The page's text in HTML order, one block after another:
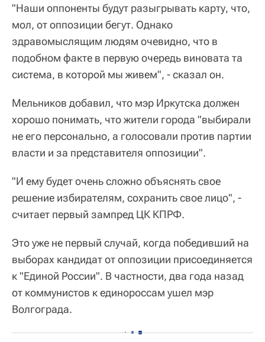
"Наши оппоненты будут разыгрывать карту, что,
мол, от оппозиции бегут. Однако
здравомыслящим людям очевидно, что в
подобном факте в первую очередь виновата та
система, в которой мы живем", - сказал он.
Мельников добавил, что мэр Иркутска должен
хорошо понимать, что жители города "выбирали
не его персонально, а голосовали против партии
власти и за представителя оппозиции".
"И ему будет очень сложно объяснять свое
решение избирателям, сохранить свое лицо", -
считает первый зампред ЦК КПРФ.
Это уже не первый случай, когда победивший на
выборах кандидат от оппозиции присоединяется
к "Единой России". В частности, два года назад
от коммунистов к единороссам ушел мэр
Волгограда.